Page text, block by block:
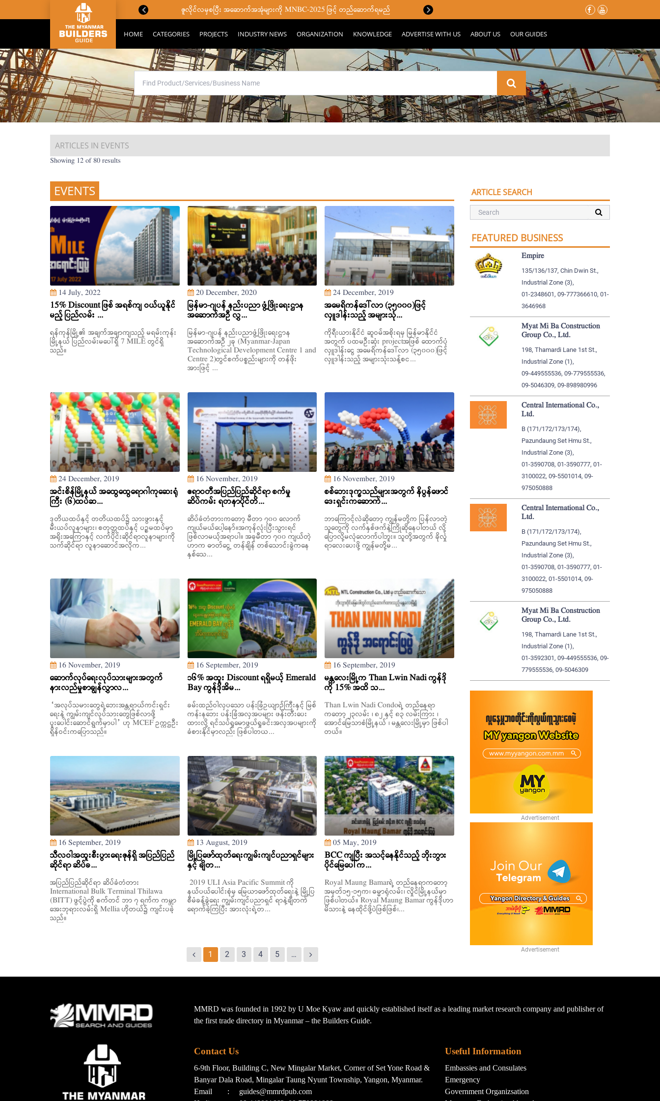
ဇူလိုင်လမှစပြီး အဆောက်အအုံများကို MNBC-2025 ဖြင့် တည်ဆောက်ရမည် မိုးတွင်းမှာ သင့်နေအိမ်လေး မပျက်စီးသွားဖို့ ပြင်ဆင်ထားသင့်တဲ့ အခ
HOME CATEGORIES PROJECTS INDUSTRY NEWS ORGANIZATION KNOWLEDGE ADVERTISE WITH US ABOUT US OUR GUIDES
ARTICLES IN EVENTS
Showing 12 of 80 results
EVENTS
14 July, 2022
15% Discount ဖြစ် အရစ်ကျ ဝယ်ယူနိုင်
မည့် ပြည်လမ်း ...
ရန်ကုန်မြို့၏ အချက်အချာကျသည့် မရမ်းကုန်း
မြို့နယ် ပြည်လမ်းမပေါ်ရှိ 7 MILE တွင်ရှိ
သည်။
20 December, 2020
မြန်မာ-ဂျပန် နည်းပညာ ဖွံ့ဖြိုးရေးဌာန
အဆောက်အဦ လွှ...
မြန်မာ-ဂျပန် နည်းပညာဖွံ့ဖြိုးရေးဌာန
အဆောက်အဦ ၂ခု (Myanmar-Japan
Technological Development Centre 1 and
Centre 2)တွင်စက်ပစ္စည်းများကို တန်ဖိုး
အားဖြင့် ...
24 December, 2019
အမေရိကန်ဒေါ်လာ (၃၅၀၀၀)ဖြင့်
လှူဒါန်းသည့် အများသုံ...
ကိုရီးယားနိုင်ငံ ဆူဝမ်အစိုးရမှ မြန်မာနိုင်ငံ
အတွက် ပထမဦးဆုံး projectအဖြစ် ထောက်ပံ့
လှူဒါန်းငွေ အမေရိကန်ဒေါ်လာ (၃၅၀၀၀)ဖြင့်
လှူဒါန်းသည့် အများသုံးသန့်စင...
24 December, 2019
အင်းစိန်မြို့နယ် အထွေထွေရောဂါကုဆေးရုံ
ကြီး (၆)ထပ်ဆ...
ဒုတိယထပ်နှင့် တတိယထပ်၌ သားဖွားနှင့်
မီးယပ်လူနာများ၊ စတုတ္တထပ်နှင့် ပဉ္စမထပ်မှာ
အရိုးအကြောနှင့် လက်ပိုင်းဆိုင်ရာလူနာများကို
သက်ဆိုင်ရာ လူနာဆောင်အလိုက...
16 November, 2019
ဧရာဝတီအပြည်ပြည်ဆိုင်ရာ စက်မှု
ဆိပ်ကမ်း ရတနာပိုင်တိ...
ဆိပ်ခံတံတားကတော့ မီတာ ၇၀၀ လောက်
ကျယ်မယ်ပေါ့နော်။အကုန်လုံးပြီးသွားရင်
ဖြစ်လာမယ့်အရာပါ။ အခုမီတာ ၇၀၀ ကျယ်တဲ့
ဟာက ဓာတ်ငွေ့ တန်ချိန် တစ်သောင်းခွဲကနေ
နှစ်သေ...
16 November, 2019
စစ်ဘေးဒုက္ခသည်များအတွက် နိပွန်ဖောင်
ဒေးရှင်းကဆောက်...
ဘာကြောင့်လဲဆိုတော့ ကျွန်မတို့က ပြန်လာတဲ့
သူတွေကို လက်နှစ်ဖက်နဲ့ကြိုဆိုနေပါတယ် လို့
ပြောလို့မလုံလောက်ပါဘူး။ သူတို့အတွက် ခိုလှုံ
ရာလေးပေးဖို့ ကျွန်မတို့မ...
16 November, 2019
ဆောက်လုပ်ရေးလုပ်သားများအတွက်
နားလည်မှုစာချွန်လွှာလ...
“အလုပ်သမားတွေရဲ့ဘေးအန္တရာယ်ကင်းရှင်း
ရေးနဲ့ ကျွမ်းကျင်လုပ်သားတွေဖြစ်လာဖို့
ပူးပေါင်းဆောင်ရွက်မှာပါ” ဟု MCEF ဥက္ကဌဦး
ရှိန်ဝင်းကပြောသည်။
16 September, 2019
၁၆% အထူး Discount ရရှိမယ့် Emerald
Bay ကွန်ဒိုအိမ...
ခမ်းထည်ဝါလှပသော ပန်းခြံဥယျာဉ်ကြီးနှင့် မြစ်
ကန်းနဘေး ပန်းခြံအလှအပများ ဖန်းတီးပေး
ထားလို့ ရင်သပ်ရှုမောဖွယ်ရှုခင်းအလှအပများကို
ခံစားနိုင်မှာလည်း ဖြစ်ပါတယ...
16 September, 2019
မန္တလေးမြို့က Than Lwin Nadi ကွန်ဒို
ကို 15% အထိ သ...
Than Lwin Nadi Condoရဲ့ တည်နေရာ
ကတော့ ၂၃လမ်း ၊ ၈၂ နှင့် ၈၃ လမ်းကြား ၊
အောင်မြေသာစံမြို့နယ် ၊ မန္တလေးမြို့မှာ ဖြစ်ပါ
တယ်။
16 September, 2019
သီလဝါအထူးစီးပွားရေးဇုန်ရှိ အပြည်ပြည်
ဆိုင်ရာ ဆိပ်ခ...
အပြည်ပြည်ဆိုင်ရာ ဆိပ်ခံတံတား
International Bulk Terminal Thilawa
(BITT) ဖွင့်ပွဲကို စက်တင် ဘာ ၇ ရက်က ကမ္ဘာ
အေးဘုရားလမ်းရှိ Mellia ဟိုတယ်၌ ကျင်းပခဲ့
သည်။
13 August, 2019
မြို့ပြဖော်ထုတ်ရေးကျွမ်းကျင်ပညာရှင်များ
နှင့် ချိတ...
2019 ULI Asia Pacific Summit ကို
နယ်ပယ်ပေါင်းစုံမှ မြေယာဖော်ထုတ်ရေးနဲ့ မြို့ပြ
စီမံခန့်ခွဲရေး ကျွမ်းကျင်ပညာရှင် ရာနဲ့ချီတက်
ရောက်ခဲ့ကြပြီး အားလုံးရဲ့တ...
05 May, 2019
BCC ကျပြီး အသင့်နေနိုင်သည့် ဘိုးဘွား
ပိုင်မြေပေါ်က...
Royal Maung Bamarရဲ့ တည်နေရာကတော့
အမှတ်၁၅-၁၅က၊ ဓမ္မာရုံလမ်း၊ လှိုင်မြို့နယ်မှာ
ဖြစ်ပါတယ်။ Royal Maung Bamar ကွန်ဒိုဟာ
မိသားနဲ့ နေထိုင်ဖို့ပဲဖြစ်ဖြစ်၊...
1 2 3 4 5 …
ARTICLE SEARCH
FEATURED BUSINESS
Empire
135/136/137, Chin Dwin St.,
Industrial Zone (3),
01-2348601, 09-777366610, 01-
3646968
Myat Mi Ba Construction
Group Co., Ltd.
198, Thamardi Lane 1st St.,
Industrial Zone (1),
09-449555536, 09-779555536,
09-5046309, 09-898980996
Central International Co.,
Ltd.
B (171/172/173/174),
Pazundaung Set Hmu St.,
Industrial Zone (3),
01-3590708, 01-3590777, 01-
3100022, 09-5501014, 09-
975050888
Central International Co.,
Ltd.
B (171/172/173/174),
Pazundaung Set Hmu St.,
Industrial Zone (3),
01-3590708, 01-3590777, 01-
3100022, 01-5501014, 09-
975050888
Myat Mi Ba Construction
Group Co., Ltd.
198, Thamardi Lane 1st St.,
Industrial Zone (1),
01-3592301, 09-449555536, 09-
779555536, 09-5046309
MMRD was founded in 1992 by U Moe Kyaw and quickly established itself as a leading market research company and publisher of
the first trade directory in Myanmar – the Builders Guide.
Contact Us
6-9th Floor, Building C, New Mingalar Market, Corner of Set Yone Road &
Banyar Dala Road, Mingalar Taung Nyunt Township, Yangon, Myanmar.
Email
:
guides@mmrdpub.com
Useful Information
Embassies and Consulates
Emergency
Government Organizsation